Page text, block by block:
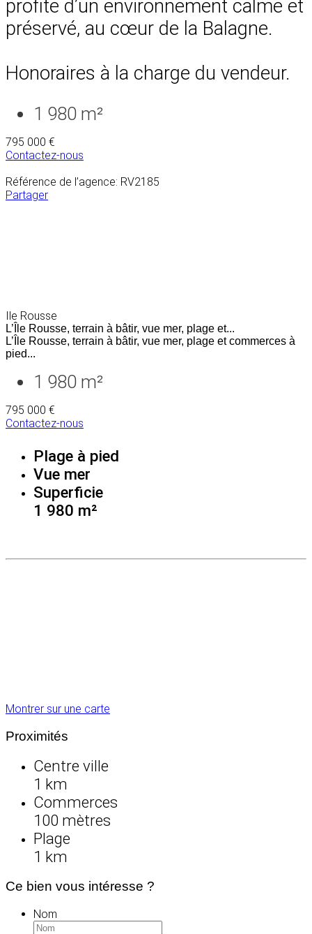
profite d’un environnement calme et
préservé, au cœur de la Balagne.
Honoraires à la charge du vendeur.
1 980 m²
795 000 €
Contactez-nous
Référence de l’agence: RV2185
Partager
Ile Rousse
L’Île Rousse, terrain à bâtir, vue mer, plage et...
L’Île Rousse, terrain à bâtir, vue mer, plage et commerces à
pied...
1 980 m²
795 000 €
Contactez-nous
Plage à pied
Vue mer
Superficie
1 980 m²
Montrer sur une carte
Proximités
Centre ville
1 km
Commerces
100 mètres
Plage
1 km
Ce bien vous intéresse ?
Nom